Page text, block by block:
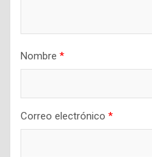
Nombre *
Correo electrónico *